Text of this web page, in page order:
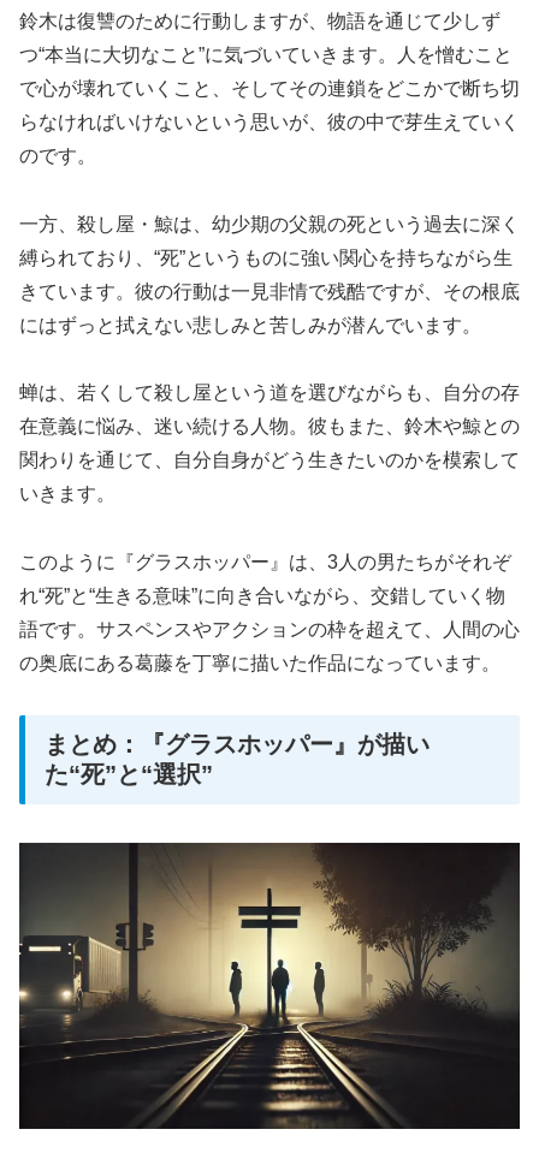
鈴木は復讐のために行動しますが、物語を通じて少しず
つ“本当に大切なこと”に気づいていきます。人を憎むこと
で心が壊れていくこと、そしてその連鎖をどこかで断ち切
らなければいけないという思いが、彼の中で芽生えていく
のです。
一方、殺し屋・鯨は、幼少期の父親の死という過去に深く
縛られており、“死”というものに強い関心を持ちながら生
きています。彼の行動は一見非情で残酷ですが、その根底
にはずっと拭えない悲しみと苦しみが潜んでいます。
蝉は、若くして殺し屋という道を選びながらも、自分の存
在意義に悩み、迷い続ける人物。彼もまた、鈴木や鯨との
関わりを通じて、自分自身がどう生きたいのかを模索して
いきます。
このように『グラスホッパー』は、3人の男たちがそれぞ
れ“死”と“生きる意味”に向き合いながら、交錯していく物
語です。サスペンスやアクションの枠を超えて、人間の心
の奥底にある葛藤を丁寧に描いた作品になっています。
まとめ：『グラスホッパー』が描い
た“死”と“選択”